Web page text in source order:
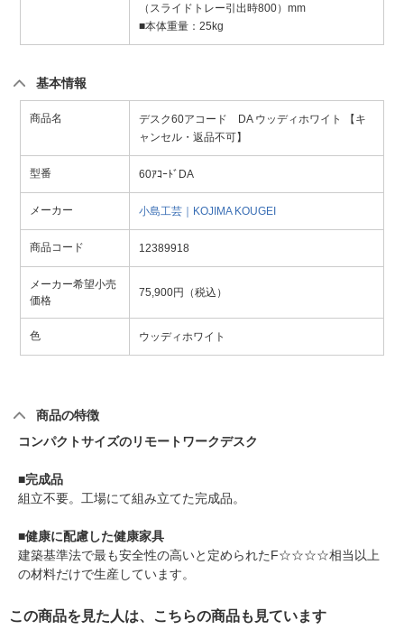
（スライドトレー引出時800）mm
■本体重量：25kg
基本情報
商品名
デスク60アコード DA ウッディホワイト 【キ
ャンセル・返品不可】
型番 60ｱｺｰﾄﾞDA
メーカー 小島工芸｜KOJIMA KOUGEI
商品コード 12389918
メーカー希望小売
価格
75,900円（税込）
色 ウッディホワイト
商品の特徴
コンパクトサイズのリモートワークデスク
■完成品
組立不要。工場にて組み立てた完成品。
■健康に配慮した健康家具
建築基準法で最も安全性の高いと定められたF☆☆☆☆相当以上
の材料だけで生産しています。
この商品を見た人は、こちらの商品も見ています